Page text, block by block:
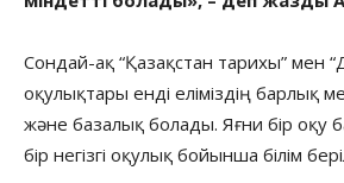
Сондай-ақ “Қазақстан тарихы” мен
оқулықтары енді еліміздің барлық
және базалық болады. Яғни бір оқу
бір негізгі оқулық бойынша білім